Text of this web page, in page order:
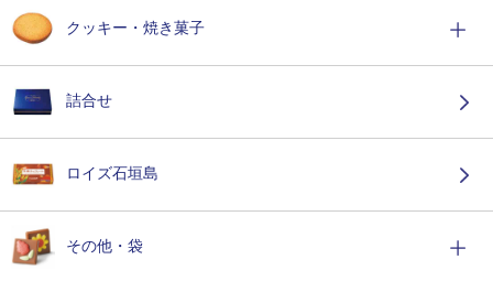
クッキー・焼き菓子
詰合せ
ロイズ石垣島
その他・袋